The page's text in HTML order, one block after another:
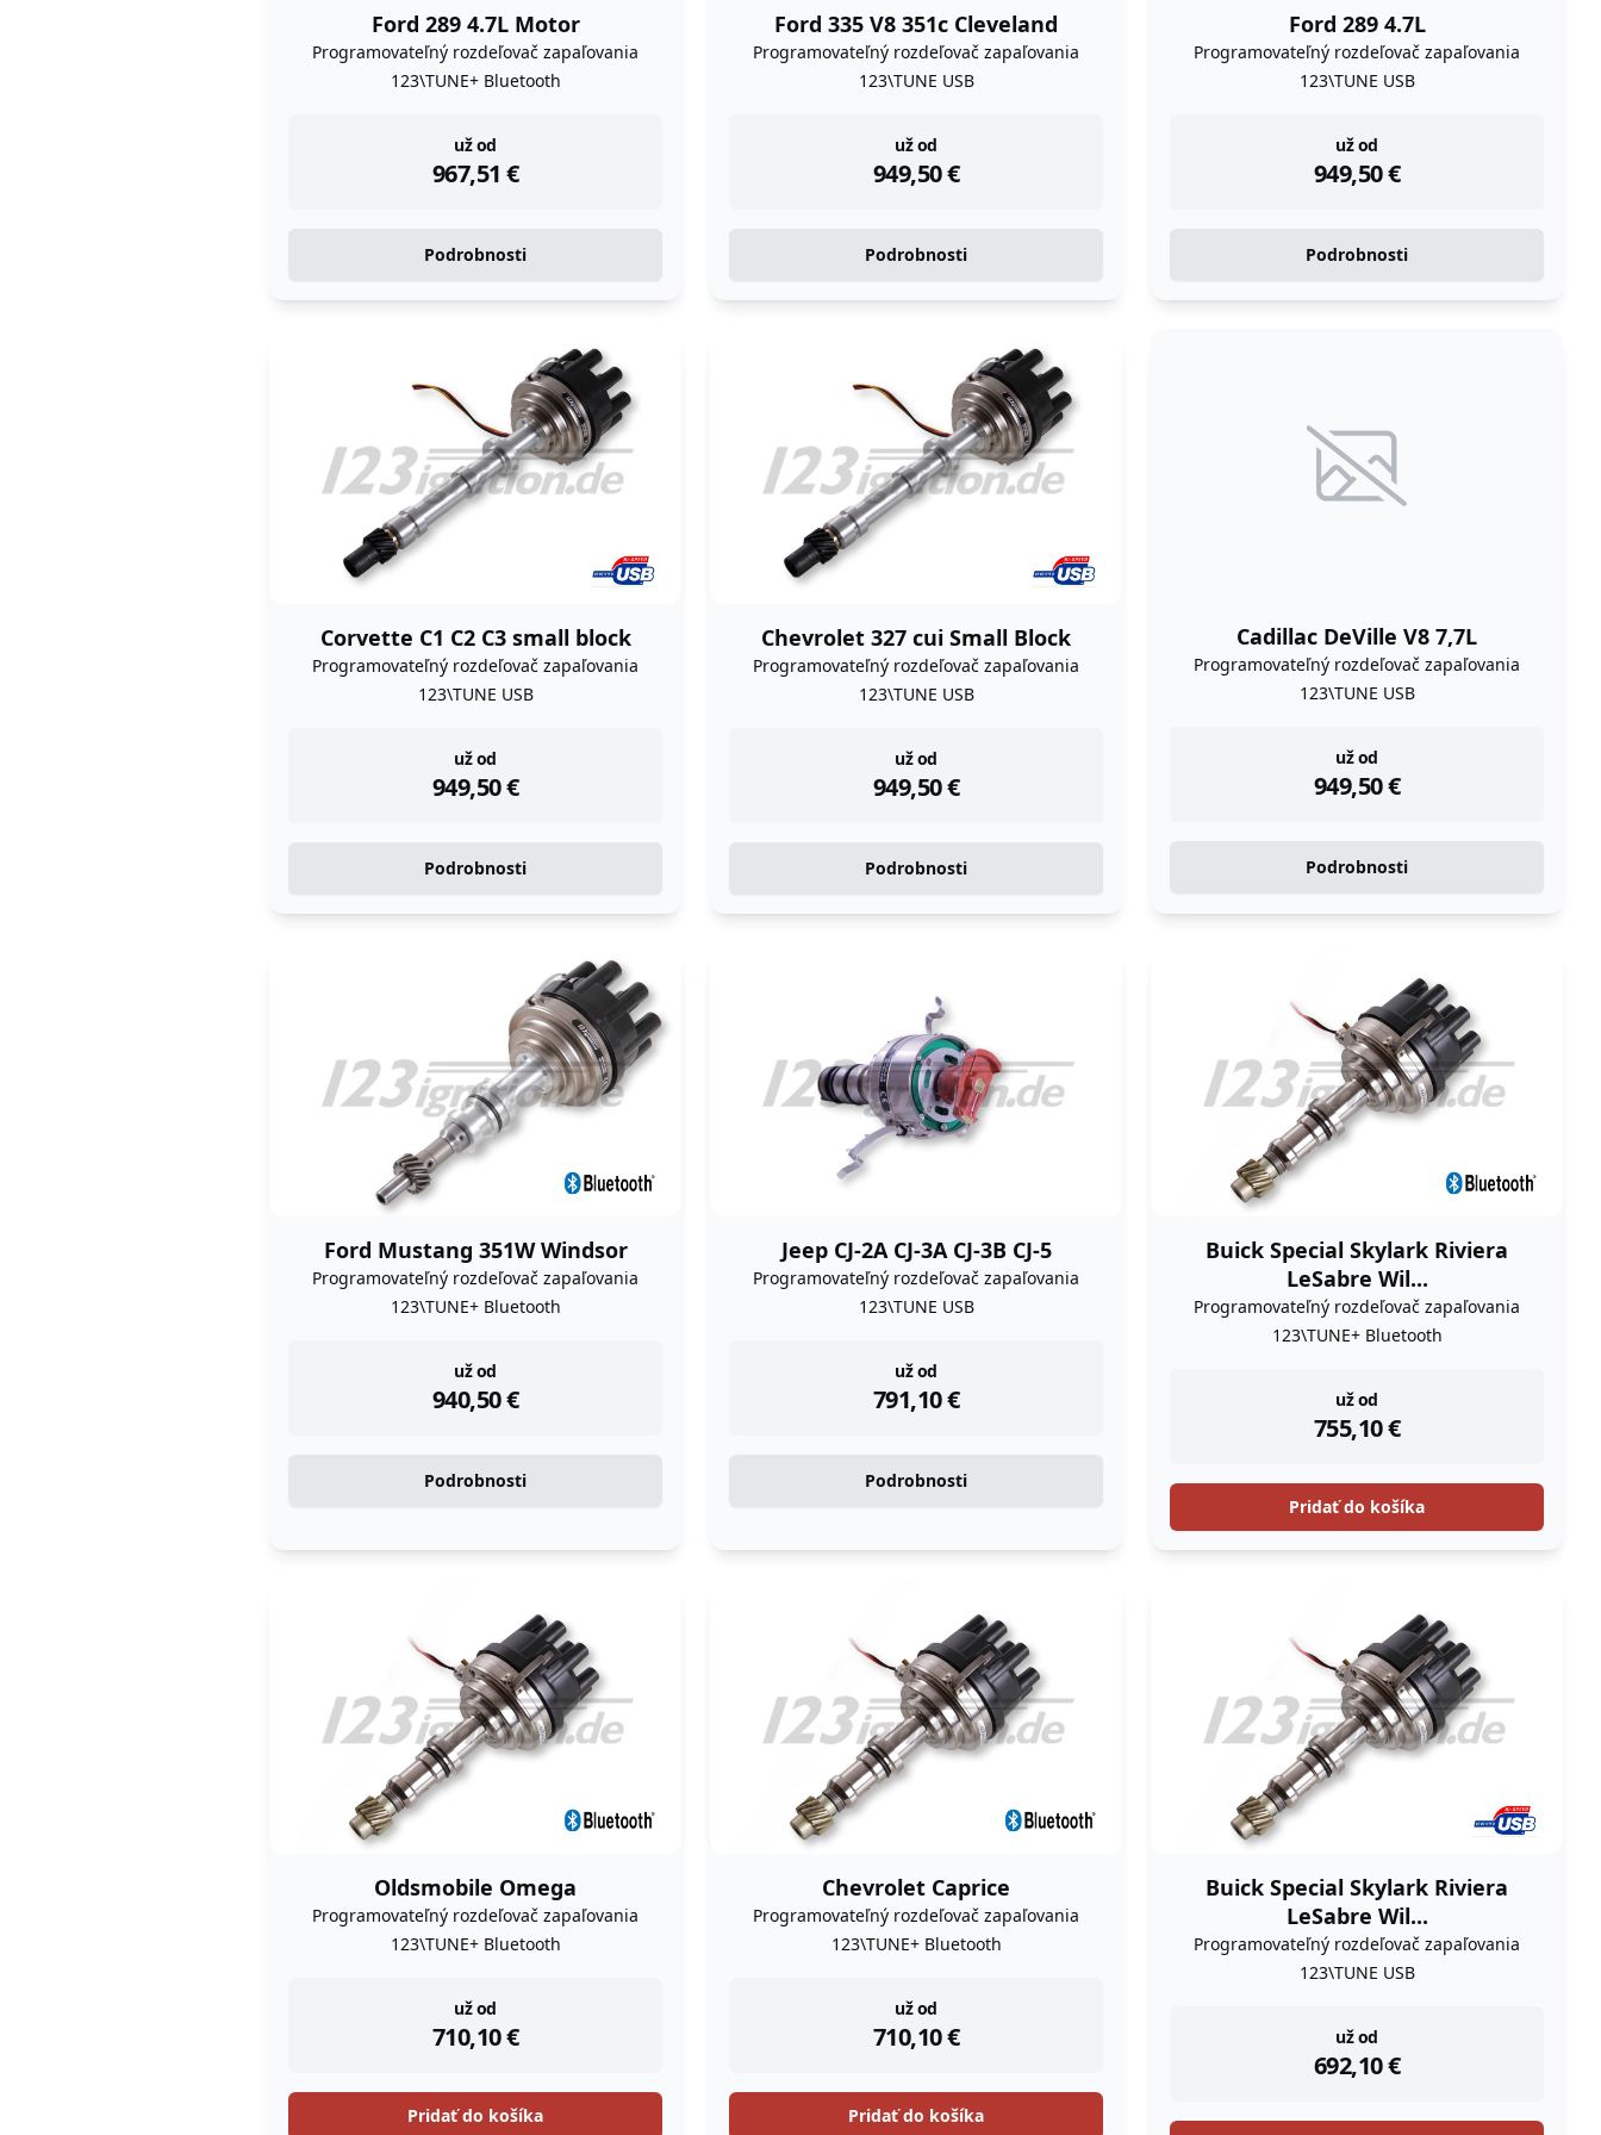
Ford 289 4.7L Motor
Programovateľný rozdeľovač zapaľovania
123\TUNE+ Bluetooth
už od
967,51 €
instock
Podrobnosti
Ford 335 V8 351c Cleveland
Programovateľný rozdeľovač zapaľovania
123\TUNE USB
už od
949,50€
instock
Podrobnosti
Ford 289 4.7L
Programovateľný rozdeľovač zapaľovania
123\TUNE USB
už od
949,50€
instock
Podrobnosti
Corvette C1 C2 C3 small block
Programovateľný rozdeľovač zapaľovania
123\TUNE USB
už od
949,50€
instock
Podrobnosti
Chevrolet 327 cui Small Block
Programovateľný rozdeľovač zapaľovania
123\TUNE USB
už od
949,50€
instock
Podrobnosti
Cadillac DeVille V8 7,7L
Programovateľný rozdeľovač zapaľovania
123\TUNE USB
už od
949,50€
instock
Podrobnosti
Ford Mustang 351W Windsor
Programovateľný rozdeľovač zapaľovania
123\TUNE+ Bluetooth
už od
940,50€
instock
Podrobnosti
Jeep CJ-2A CJ-3A CJ-3B CJ-5
Programovateľný rozdeľovač zapaľovania
123\TUNE USB
už od
791,10€
instock
Podrobnosti
Buick Special Skylark Riviera
LeSabre Wil...
Programovateľný rozdeľovač zapaľovania
123\TUNE+ Bluetooth
už od
755,10€
instock
Pridať do košíka
Oldsmobile Omega
Programovateľný rozdeľovač zapaľovania
123\TUNE+ Bluetooth
už od
710,10€
instock
Pridať do košíka
Chevrolet Caprice
Programovateľný rozdeľovač zapaľovania
123\TUNE+ Bluetooth
už od
710,10€
instock
Pridať do košíka
Buick Special Skylark Riviera
LeSabre Wil...
Programovateľný rozdeľovač zapaľovania
123\TUNE USB
už od
692,10€
instock